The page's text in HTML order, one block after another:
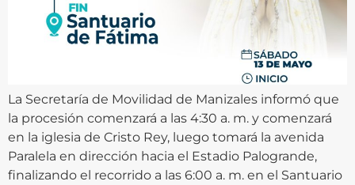
La Secretaría de Movilidad de Manizales informó que
la procesión comenzará a las 4:30 a. m. y comenzará
en la iglesia de Cristo Rey, luego tomará la avenida
Paralela en dirección hacia el Estadio Palogrande,
finalizando el recorrido a las 6:00 a. m. en el Santuario